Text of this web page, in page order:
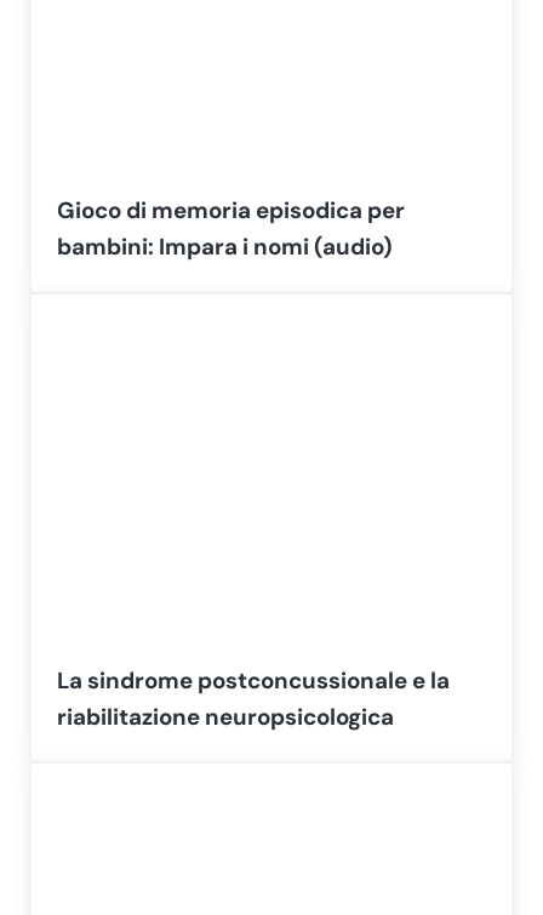
Gioco di memoria episodica per
bambini: Impara i nomi (audio)
La sindrome postconcussionale e la
riabilitazione neuropsicologica